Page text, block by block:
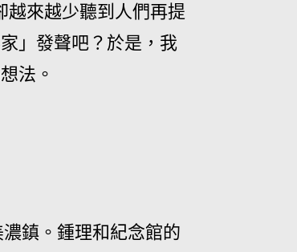
來越少聽到人們再提
」發聲吧？於是，我
法。
鎮。鍾理和紀念館的